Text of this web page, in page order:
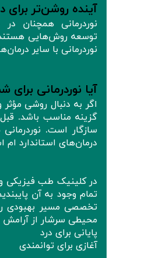
آینده روشن‌تر برای
نوردرمانی همچنان
توسعه روش‌هایی
نوردرمانی با سایر
آیا نوردرمانی
اگر به دنبال روشی
گزینه مناسب باشد.
سازگار است.
درمان‌های استاندارد
در کلینیک طب فیزیکی
تمام وجود به آن
تخصصی مسیر بهبودی
محیطی سرشار از آرامش
پایانی برای درد
آغازی برای توانمندی